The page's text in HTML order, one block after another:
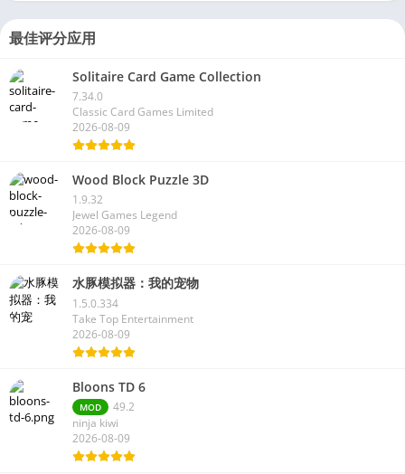
最佳评分应用
Solitaire Card Game Collection
7.34.0
Classic Card Games Limited
2026-08-09
Wood Block Puzzle 3D
1.9.32
Jewel Games Legend
2026-08-09
水豚模拟器：我的宠物
1.5.0.334
Take Top Entertainment
2026-08-09
Bloons TD 6
MOD
49.2
ninja kiwi
2026-08-09